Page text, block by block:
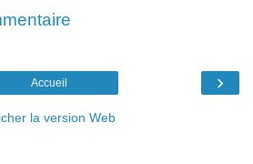
›
Accueil
la version Web